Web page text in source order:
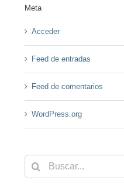
Meta
Acceder
Feed de entradas
Feed de comentarios
WordPress.org
Buscar: